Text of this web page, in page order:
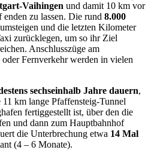
Vaihingen und damit 10 km vor
zu lassen. Die rund 8.000
und die letzten Kilometer
zurücklegen, um so ihr Ziel
Anschlusszüge am
Fernverkehr werden in vielen
sechseinhalb Jahre dauern,
km lange Pfaffensteig-Tunnel
fertiggestellt ist, über den die
und dann zum Hauptbahnhof
die Unterbrechung etwa 14 Mal
(4 – 6 Monate).